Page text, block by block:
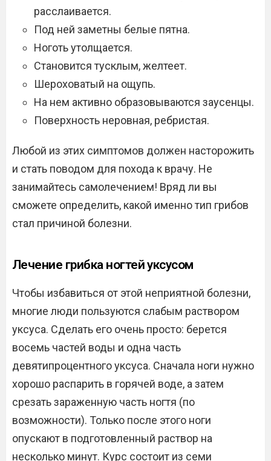
расслаивается.
Под ней заметны белые пятна.
Ноготь утолщается.
Становится тусклым, желтеет.
Шероховатый на ощупь.
На нем активно образовываются заусенцы.
Поверхность неровная, ребристая.
Любой из этих симптомов должен насторожить
и стать поводом для похода к врачу. Не
занимайтесь самолечением! Вряд ли вы
сможете определить, какой именно тип грибов
стал причиной болезни.
Лечение грибка ногтей уксусом
Чтобы избавиться от этой неприятной болезни,
многие люди пользуются слабым раствором
уксуса. Сделать его очень просто: берется
восемь частей воды и одна часть
девятипроцентного уксуса. Сначала ноги нужно
хорошо распарить в горячей воде, а затем
срезать зараженную часть ногтя (по
возможности). Только после этого ноги
опускают в подготовленный раствор на
несколько минут. Курс состоит из семи